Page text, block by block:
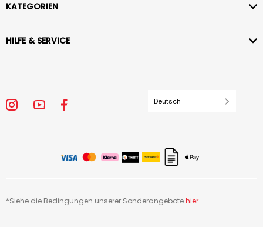
KATEGORIEN
HILFE & SERVICE
Deutsch
*Siehe die Bedingungen unserer Sonderangebotehier.